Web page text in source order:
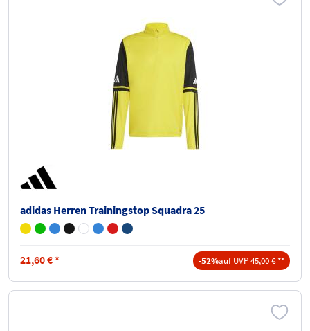
adidas Herren Trainingstop Squadra 25
21,60€ * -52%auf UVP 45,00 € **